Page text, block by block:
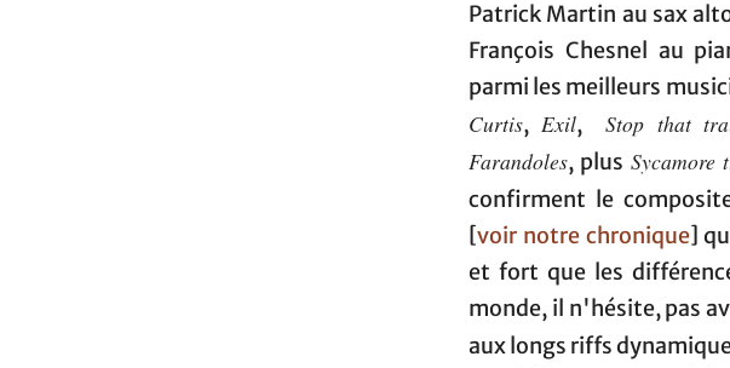
Patrick Martin au sax
François Chesnel au
parmi les meilleurs
Curtis, Exil,Stop that
Farandoles, plus Sycamore
confirment le
voir notre chronique]
et fort que les
monde, il n'hésite, pas
aux longs riffs